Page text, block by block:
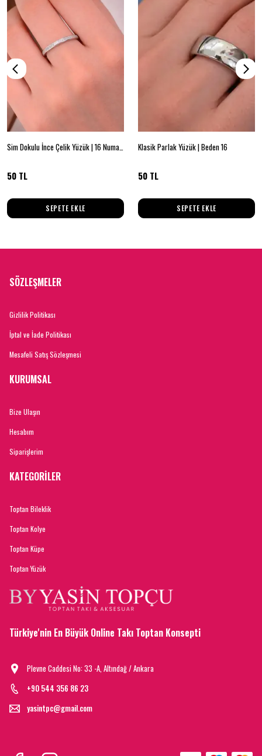
Sim Dokulu İnce Çelik Yüzük | 16 Numara
50 TL
SEPETE EKLE
Klasik Parlak Yüzük | Beden 16
50 TL
SEPETE EKLE
SÖZLEŞMELER
Gizlilik Politikası
İptal ve İade Politikası
Mesafeli Satış Sözleşmesi
KURUMSAL
Bize Ulaşın
Hesabım
Siparişlerim
KATEGORİLER
Toptan Bileklik
Toptan Kolye
Toptan Küpe
Toptan Yüzük
Türkiye'nin En Büyük Online Takı Toptan Konsepti
Plevne Caddesi No: 33 -A, Altındağ / Ankara
+90 544 356 86 23
yasintpc@gmail.com